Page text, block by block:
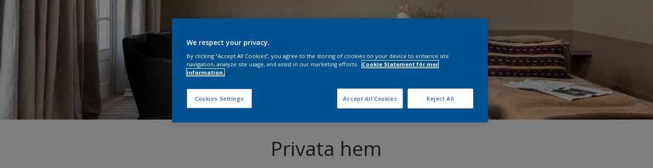
Privata hem
We respect your privacy.
By clicking “Accept All Cookies”, you agree to the storing of cookies on your device to enhance site
navigation, analyze site usage, and assist in our marketing efforts.
Cookie Statement för mer
information.
Cookies Settings Reject All
Accept All Cookies